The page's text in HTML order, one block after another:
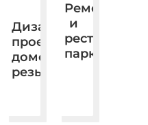
Дизайн,
проектирование,
домовая
резьба.
Ремонт
и
паркета